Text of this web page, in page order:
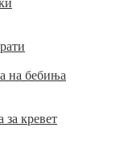
на бебиња
за кревет